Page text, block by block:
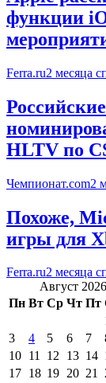
функции
Ferra.ru2 месяца
HLTV по
Чемпионат.com2
Похоже,
игры для
Ferra.ru2 месяца
Август 2026
Пн Вт Ср Чт Пт
3
4 5 6 7
10 11 12 13 14
17 18 19 20 21